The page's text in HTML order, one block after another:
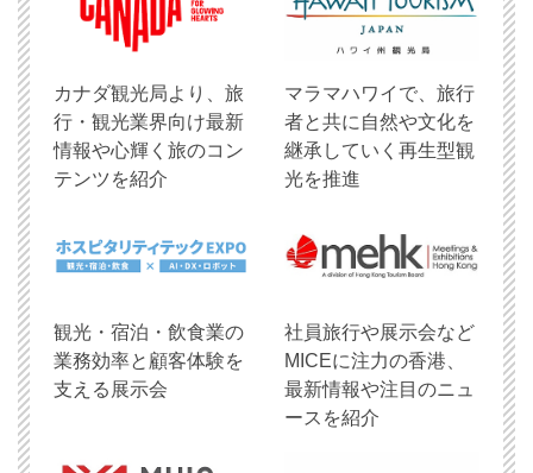
​カナダ観光局より、旅
行・観光業界向け最新
情報や心輝く旅のコン
テンツを紹介
マラマハワイで、旅行
者と共に自然や文化を
継承していく再生型観
光を推進
観光・宿泊・飲食業の
業務効率と顧客体験を
支える展示会
社員旅行や展示会など
MICEに注力の香港、
最新情報や注目のニュ
ースを紹介